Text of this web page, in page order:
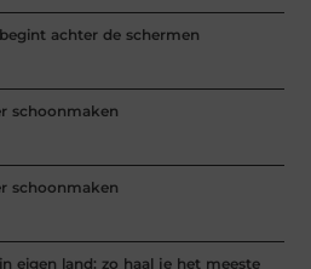
achter de schermen
schoonmaken
schoonmaken
eigen land: zo haal je het meeste